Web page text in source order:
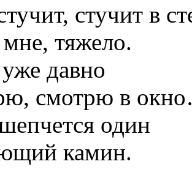
стучит в
тяжело.
давно
смотрю в
один
камин.